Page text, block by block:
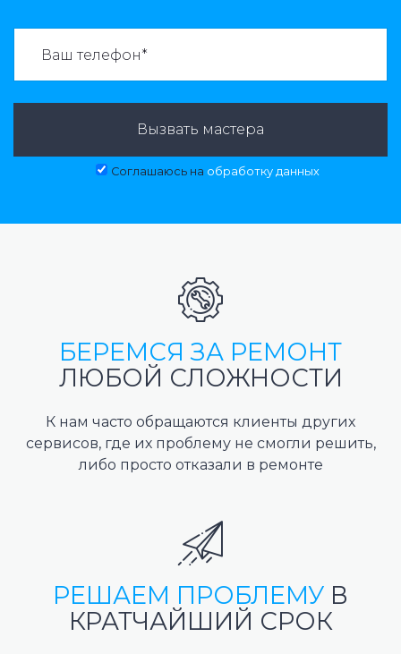
Вызвать мастера
Соглашаюсь на обработку данных
БЕРЕМСЯ ЗА РЕМОНТ
ЛЮБОЙ СЛОЖНОСТИ
К нам часто обращаются клиенты других
сервисов, где их проблему не смогли решить,
либо просто отказали в ремонте
РЕШАЕМ ПРОБЛЕМУ В
КРАТЧАЙШИЙ СРОК